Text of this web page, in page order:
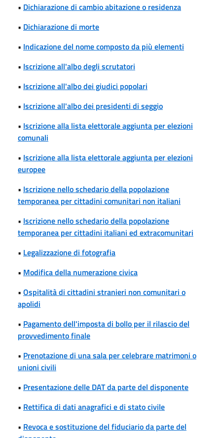
• Dichiarazione di cambio abitazione o residenza
• Dichiarazione di morte
• Indicazione del nome composto da più elementi
• Iscrizione all'albo degli scrutatori
• Iscrizione all'albo dei giudici popolari
• Iscrizione all'albo dei presidenti di seggio
• Iscrizione alla lista elettorale aggiunta per elezioni
comunali
• Iscrizione alla lista elettorale aggiunta per elezioni
europee
• Iscrizione nello schedario della popolazione
temporanea per cittadini comunitari non italiani
• Iscrizione nello schedario della popolazione
temporanea per cittadini italiani ed extracomunitari
• Legalizzazione di fotografia
• Modifica della numerazione civica
• Ospitalità di cittadini stranieri non comunitari o
apolidi
• Pagamento dell'imposta di bollo per il rilascio del
provvedimento finale
• Prenotazione di una sala per celebrare matrimoni o
unioni civili
• Presentazione delle DAT da parte del disponente
• Rettifica di dati anagrafici e di stato civile
• Revoca e sostituzione del fiduciario da parte del